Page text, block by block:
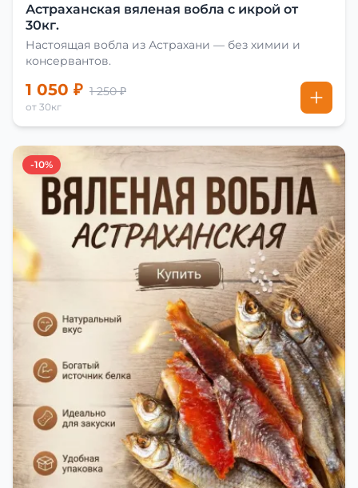
Астраханская вяленая вобла с икрой от
30кг.
Настоящая вобла из Астрахани — без химии и
консервантов.
1 050 ₽ 1 250 ₽
от 30кг
-10%